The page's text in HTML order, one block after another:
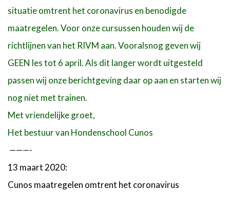
situatie omtrent het coronavirus en benodigde
maatregelen. Voor onze cursussen houden wij de
richtlijnen van het RIVM aan. Vooralsnog geven wij
GEEN les tot 6 april. Als dit langer wordt uitgesteld
passen wij onze berichtgeving daar op aan en starten wij
nog niet met trainen.
Met vriendelijke groet,
Het bestuur van Hondenschool Cunos
———-
13 maart 2020:
Cunos maatregelen omtrent het coronavirus